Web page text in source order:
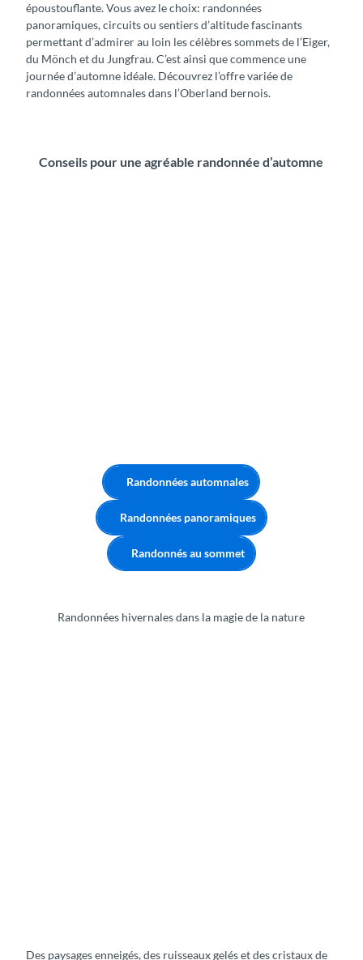
époustouflante. Vous avez le choix: randonnées
panoramiques, circuits ou sentiers d’altitude fascinants
permettant d’admirer au loin les célèbres sommets de l’Eiger,
du Mönch et du Jungfrau. C’est ainsi que commence une
journée d’automne idéale. Découvrez l’offre variée de
randonnées automnales dans l’Oberland bernois.
Conseils pour une agréable randonnée d’automne
Randonnées automnales
Randonnées panoramiques
Randonnés au sommet
Randonnées hivernales dans la magie de la nature
Des paysages enneigés, des ruisseaux gelés et des cristaux de